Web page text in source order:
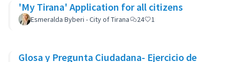
'My Tirana' Application for all citizens
Esmeralda Byberi - City of Tirana 24 1
Glosa y Pregunta Ciudadana- Ejercicio de